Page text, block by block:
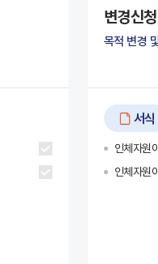
변경신청
목적 변경
서식
인체자원
인체자원